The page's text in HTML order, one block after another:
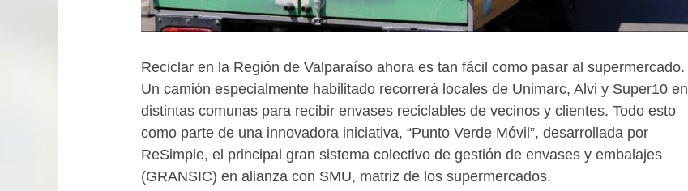
Reciclar en la Región de Valparaíso ahora es tan fácil como pasar al supermercado.
Un camión especialmente habilitado recorrerá locales de Unimarc, Alvi y Super10 en
distintas comunas para recibir envases reciclables de vecinos y clientes. Todo esto
como parte de una innovadora iniciativa, “Punto Verde Móvil”, desarrollada por
ReSimple, el principal gran sistema colectivo de gestión de envases y embalajes
(GRANSIC) en alianza con SMU, matriz de los supermercados.